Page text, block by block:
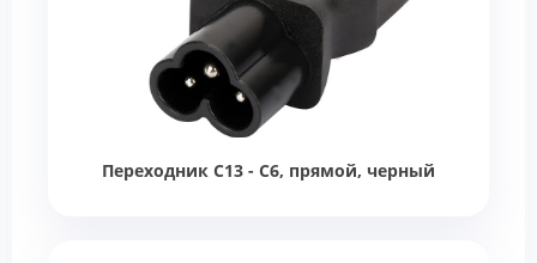
Переходник C13 - C6, прямой, черный